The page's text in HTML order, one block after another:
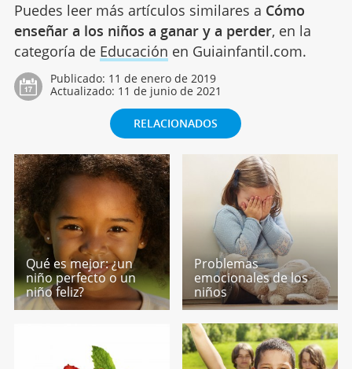
Puedes leer más artículos similares a Cómo
enseñar a los niños a ganar y a perder, en la
categoría de Educación en Guiainfantil.com.
Publicado: 11 de enero de 2019
Actualizado: 11 de junio de 2021
RELACIONADOS
Qué es mejor: ¿un
niño perfecto o un
niño feliz?
Problemas
emocionales de los
niños